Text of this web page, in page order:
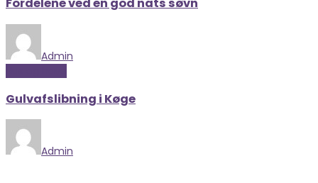
Fordelene ved en god nats søvn
Admin
Gulvafslibning i Køge
Admin